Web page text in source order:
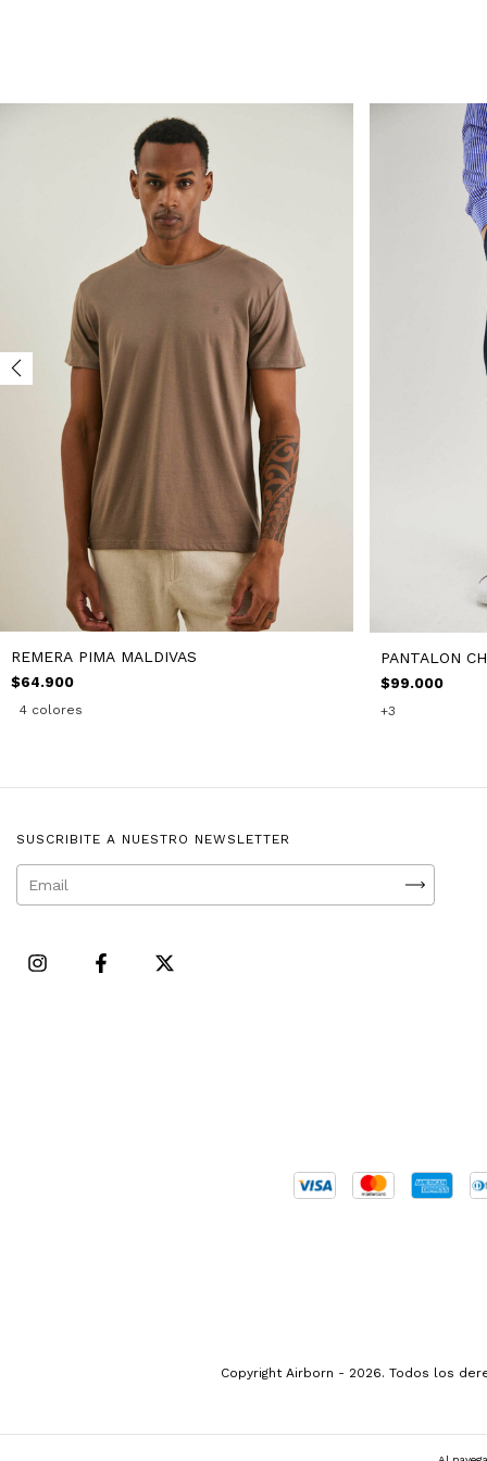
REMERA PIMA MALDIVAS
$64.900
4 colores
PANTALON
$99.000
+3
SUSCRIBITE A NUESTRO NEWSLETTER
Copyright Airborn - 2026. Todos los